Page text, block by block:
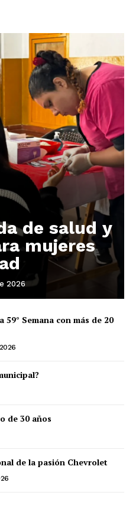
de salud y
mujeres
2026
Semana con más de 20
de 30 años
de la pasión Chevrolet